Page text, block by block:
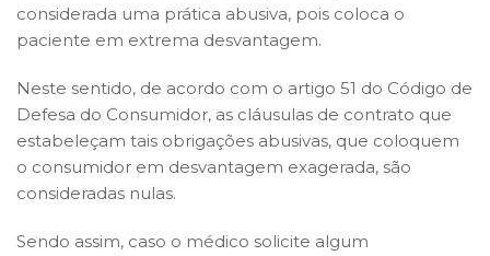
considerada uma prática abusiva, pois coloca o
paciente em extrema desvantagem.
Neste sentido, de acordo com o artigo 51 do Código de
Defesa do Consumidor, as cláusulas de contrato que
estabeleçam tais obrigações abusivas, que coloquem
o consumidor em desvantagem exagerada, são
consideradas nulas.
Sendo assim, caso o médico solicite algum